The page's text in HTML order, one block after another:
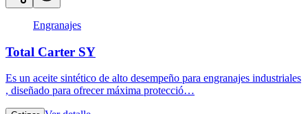
Engranajes
Total Carter SY
Es un aceite sintético de alto desempeño para engranajes industriales
, diseñado para ofrecer máxima protecció…